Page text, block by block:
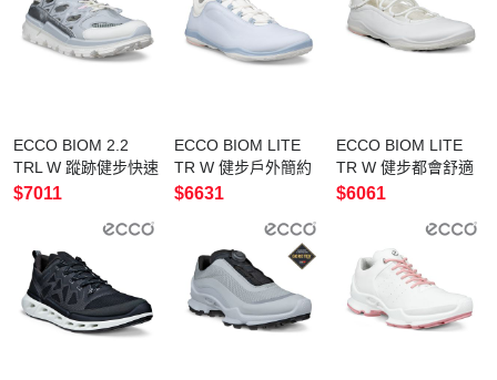
ECCO BIOM 2.2
TRL W 蹤跡健步快速
繫帶摟空透氣運動鞋
$7011
ECCO BIOM LITE
TR W 健步戶外簡約
皮革運動鞋 女鞋 天
$6631
ECCO BIOM LITE
TR W 健步都會舒適
皮革芭蕾舞鞋 女鞋
$6061